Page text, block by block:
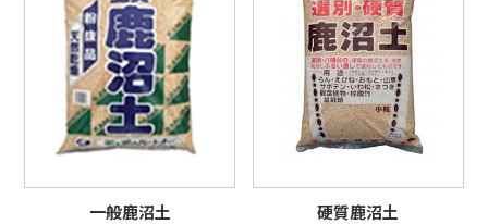
一般鹿沼土 硬質鹿沼土